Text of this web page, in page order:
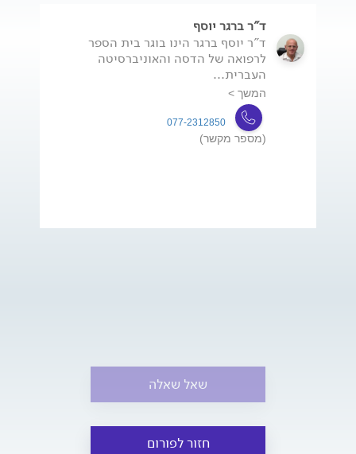
ד"ר ברגר יוסף
ד"ר יוסף ברגר הינו בוגר בית הספר
לרפואה של הדסה והאוניברסיטה
העברית...
המשך >
077-2312850
(מספר מקשר)
שאל שאלה
חזור לפורום